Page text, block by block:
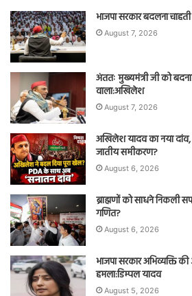
भाजपा सरकार बदलना
August 7, 2026
अंततः मुख्यमंत्री जी को
वाला:अखिलेश
August 7, 2026
अखिलेश यादव का नया
जातीय समीकरण?
August 6, 2026
ब्राह्मणों को साधने निकली
गणित?
August 6, 2026
भाजपा सरकार अभिव्यक्ति
हमला:डिम्पल यादव
August 5, 2026